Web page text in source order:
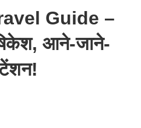
Guide –
आने-जाने-